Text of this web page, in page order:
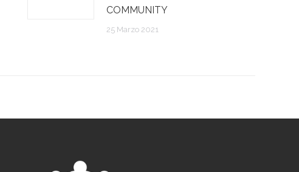
COMMUNITY
25 Marzo 2021